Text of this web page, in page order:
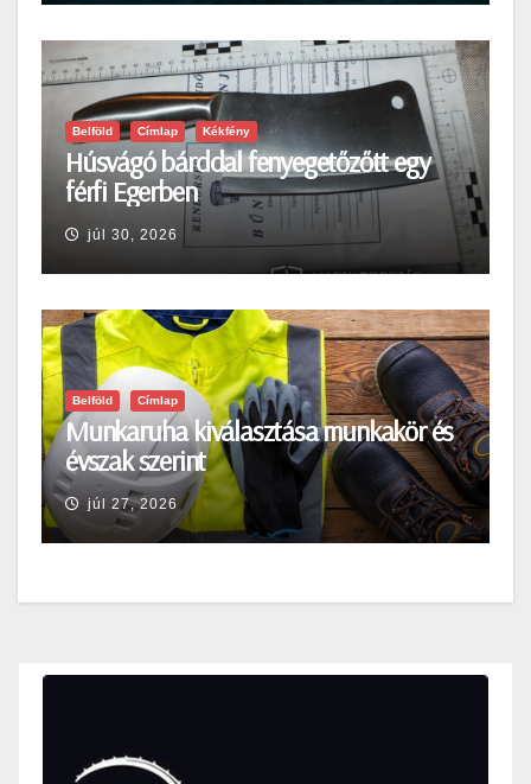
Belföld Címlap Kékfény
Húsvágó bárddal fenyegetőzőtt egy
férfi Egerben
júl 30, 2026
Belföld Címlap
Munkaruha kiválasztása munkakör és
évszak szerint
júl 27, 2026